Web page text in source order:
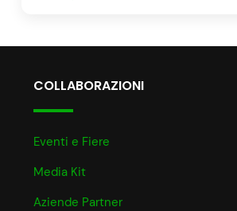
COLLABORAZIONI
Eventi e Fiere
Media Kit
Aziende Partner